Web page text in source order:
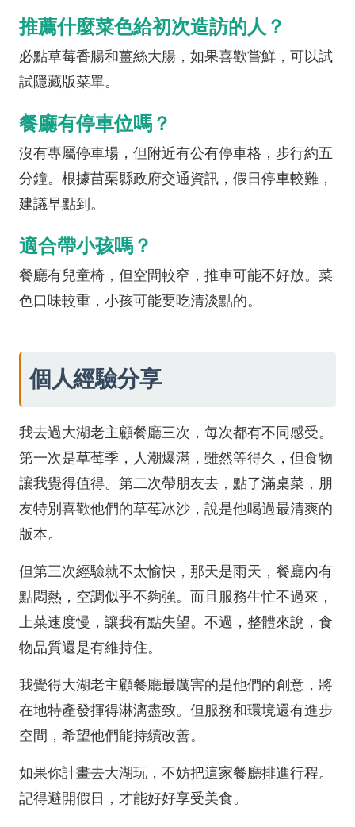
推薦什麼菜色給初次造訪的人？
必點草莓香腸和薑絲大腸，如果喜歡嘗鮮，可以試
試隱藏版菜單。
餐廳有停車位嗎？
沒有專屬停車場，但附近有公有停車格，步行約五
分鐘。根據苗栗縣政府交通資訊，假日停車較難，
建議早點到。
適合帶小孩嗎？
餐廳有兒童椅，但空間較窄，推車可能不好放。菜
色口味較重，小孩可能要吃清淡點的。
個人經驗分享
我去過大湖老主顧餐廳三次，每次都有不同感受。
第一次是草莓季，人潮爆滿，雖然等得久，但食物
讓我覺得值得。第二次帶朋友去，點了滿桌菜，朋
友特別喜歡他們的草莓冰沙，說是他喝過最清爽的
版本。
但第三次經驗就不太愉快，那天是雨天，餐廳內有
點悶熱，空調似乎不夠強。而且服務生忙不過來，
上菜速度慢，讓我有點失望。不過，整體來說，食
物品質還是有維持住。
我覺得大湖老主顧餐廳最厲害的是他們的創意，將
在地特產發揮得淋漓盡致。但服務和環境還有進步
空間，希望他們能持續改善。
如果你計畫去大湖玩，不妨把這家餐廳排進行程。
記得避開假日，才能好好享受美食。